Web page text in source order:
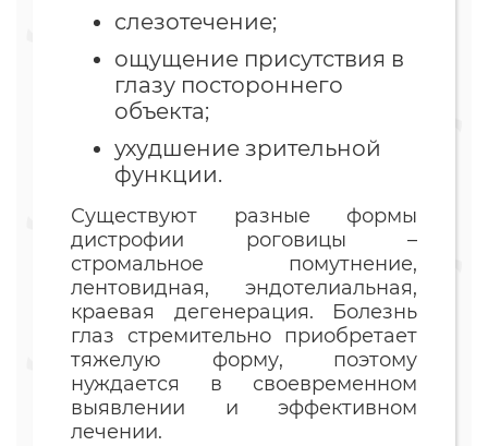
слезотечение;
ощущение присутствия в
глазу постороннего
объекта;
ухудшение зрительной
функции.
Существуют разные формы
дистрофии роговицы –
стромальное помутнение,
лентовидная, эндотелиальная,
краевая дегенерация. Болезнь
глаз стремительно приобретает
тяжелую форму, поэтому
нуждается в своевременном
выявлении и эффективном
лечении.